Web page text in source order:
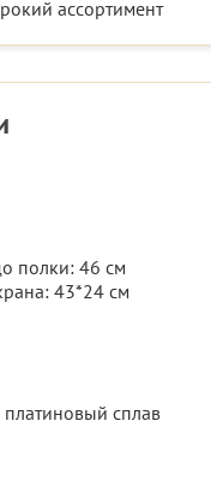
ассортимент
полки: 46 см
43*24 см
сплав